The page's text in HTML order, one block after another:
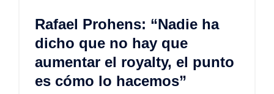
Rafael Prohens: “Nadie ha
dicho que no hay que
aumentar el royalty, el punto
es cómo lo hacemos”